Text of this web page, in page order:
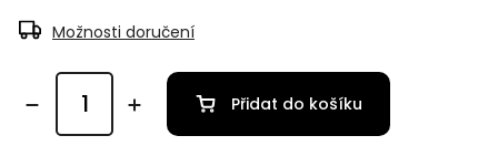
Možnosti doručení
Přidat do košíku